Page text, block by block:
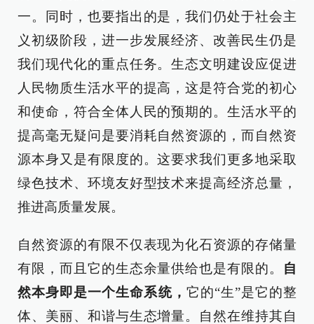
一。同时，也要指出的是，我们仍处于社会主
义初级阶段，进一步发展经济、改善民生仍是
我们现代化的重点任务。生态文明建设应促进
人民物质生活水平的提高，这是符合党的初心
和使命，符合全体人民的预期的。生活水平的
提高毫无疑问是要消耗自然资源的，而自然资
源本身又是有限度的。这要求我们更多地采取
绿色技术、环境友好型技术来提高经济总量，
推进高质量发展。
自然资源的有限不仅表现为化石资源的存储量
有限，而且它的生态余量供给也是有限的。 自
然本身即是一个生命系统， 它的“生”是它的整
体、美丽、和谐与生态增量。自然在维持其自